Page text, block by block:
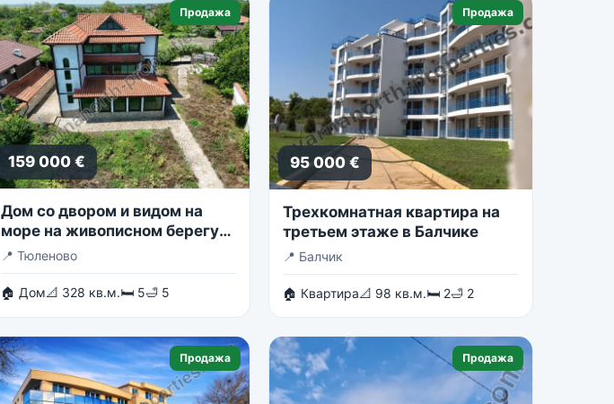
Продажа
159 000 €
Дом со двором и видом на
море на живописном берегу
Тюленово
📍 Тюленово
🏠 Дом📐 328 кв.м.🛏 5🛁 5
Продажа
95 000 €
Трехкомнатная квартира на
третьем этаже в Балчике
📍 Балчик
🏠 Квартира📐 98 кв.м.🛏 2🛁 2
Продажа Продажа